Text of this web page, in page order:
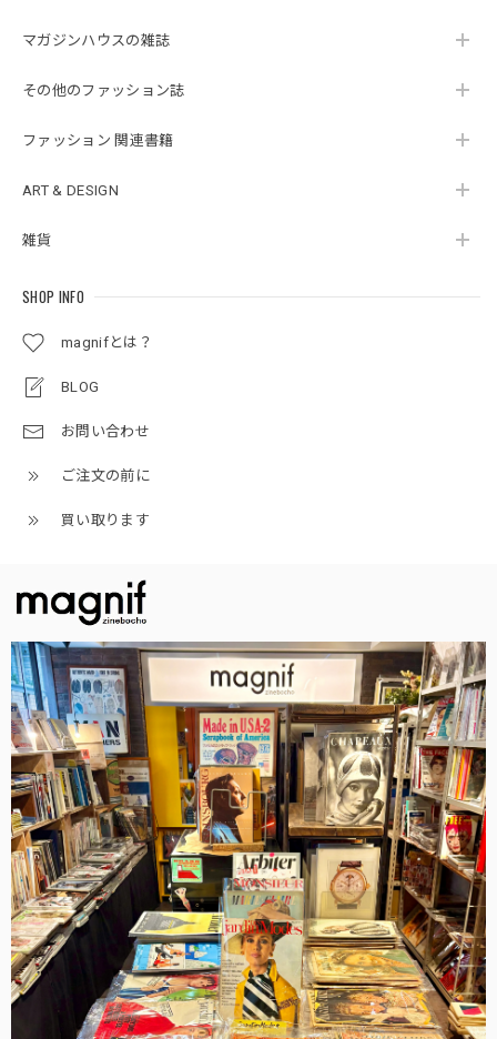
マガジンハウスの雑誌
その他のファッション誌
ファッション 関連書籍
ART & DESIGN
雑貨
SHOP INFO
magnifとは？
BLOG
お問い合わせ
ご注文の前に
買い取ります